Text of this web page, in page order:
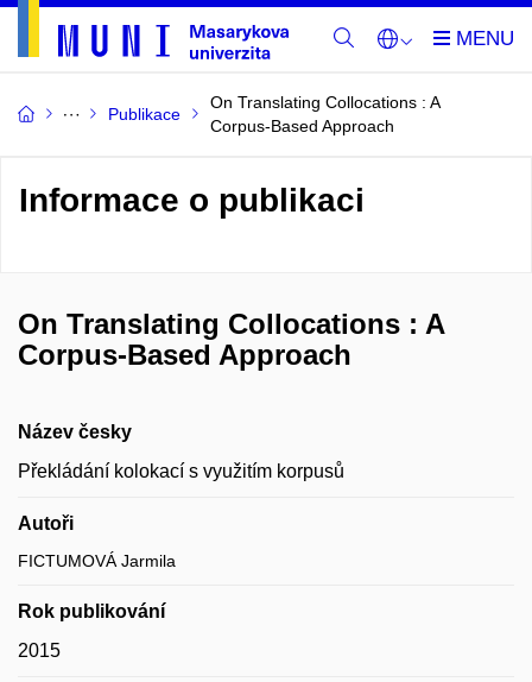
Publikace
On Translating Collocations : A
Corpus-Based Approach
Informace o publikaci
On Translating Collocations : A
Corpus-Based Approach
Název česky
Překládání kolokací s využitím korpusů
Autoři
FICTUMOVÁ Jarmila
Rok publikování
2015